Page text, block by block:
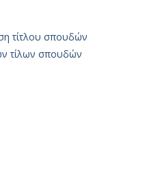
τίτλου σπουδών
τίλων σπουδών